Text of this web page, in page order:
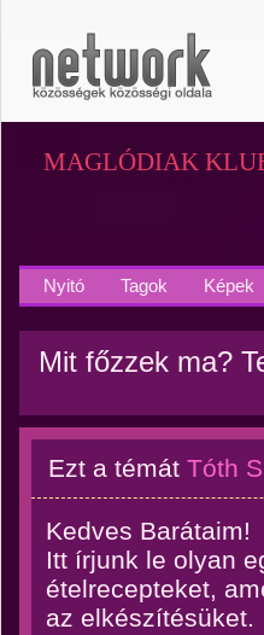
MAGLÓDIAK
Nyitó Tagok Képek
Mit főzzek ma?
Ezt a témát Tóth
Kedves Barátaim!
Itt írjunk le olyan
ételrecepteket,
az elkészítésüket.